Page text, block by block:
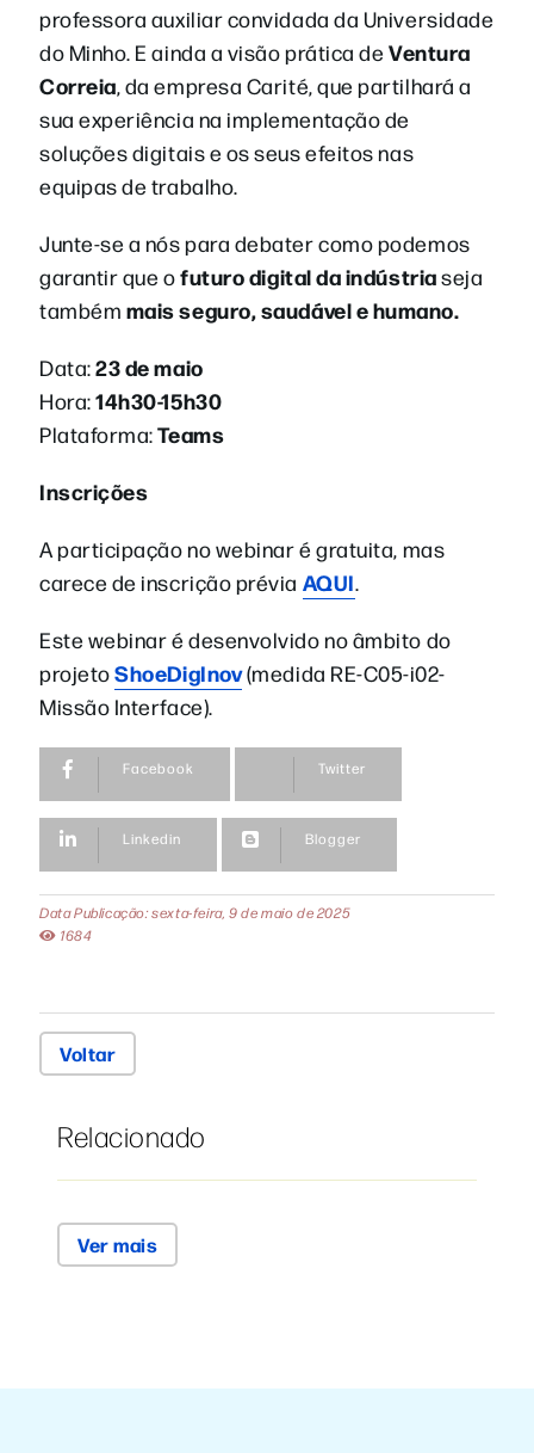
professora auxiliar convidada da Universidade
do Minho. E ainda a visão prática de Ventura
Correia, da empresa Carité, que partilhará a
sua experiência na implementação de
soluções digitais e os seus efeitos nas
equipas de trabalho.
Junte-se a nós para debater como podemos
garantir que ofuturo digital da indústriaseja
também mais seguro, saudável e humano.
Data:23 de maio
Hora:14h30-15h30
Plataforma:Teams
Inscrições
A participação no webinar é gratuita, mas
carece de inscrição prévia AQUI.
Este webinar é desenvolvido no âmbito do
projetoShoeDigInov(medida RE-C05-i02-
Missão Interface).
Facebook Twitter
Linkedin Blogger
Data Publicação: sexta-feira, 9 de maio de 2025
1684
Voltar
Relacionado
Ver mais